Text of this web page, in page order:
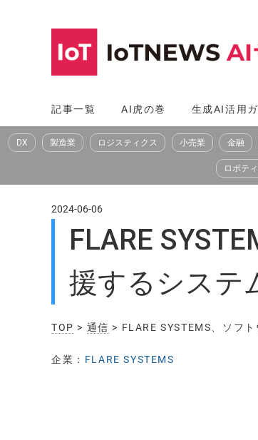
へ
ス
記事一覧 AI虎の巻 生成AI活用
DX 製造業 ロジスティクス 小売業 金融
ロボテ
2024-06-06
FLARE
援するシステ
TOP > 通信 > FLARE SYSTEMS、ソフ
企業： FLARE SYSTEMS